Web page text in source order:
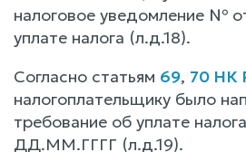
налоговое уведомление №
уплате налога (л.д.18).
Согласно статьям 69, 70 НК
налогоплательщику было
требование об уплате
ДД.ММ.ГГГГ (л.д.19).